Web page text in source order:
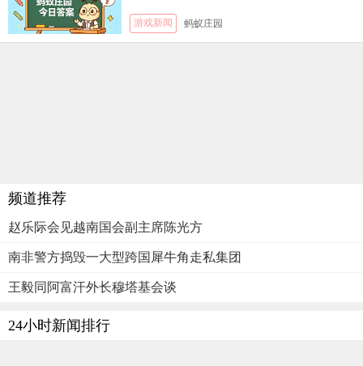
游戏新闻 蚂蚁庄园
频道推荐
赵乐际会见越南国会副主席陈光方
南非警方捣毁一大型跨国犀牛角走私集团
王毅同阿富汗外长穆塔基会谈
24小时新闻排行